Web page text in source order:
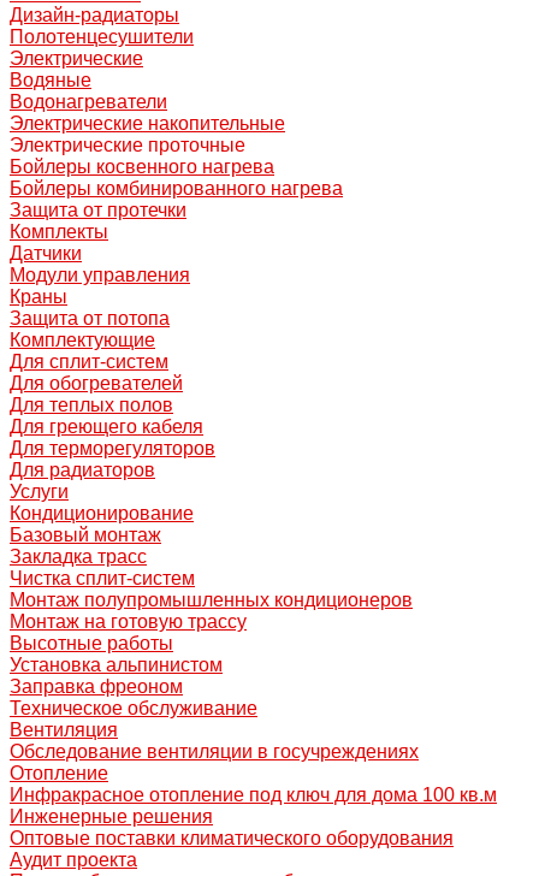
Дизайн-радиаторы
Полотенцесушители
Электрические
Водяные
Водонагреватели
Электрические накопительные
Электрические проточные
Бойлеры косвенного нагрева
Бойлеры комбинированного нагрева
Защита от протечки
Комплекты
Датчики
Модули управления
Краны
Защита от потопа
Комплектующие
Для сплит-систем
Для обогревателей
Для теплых полов
Для греющего кабеля
Для терморегуляторов
Для радиаторов
Услуги
Кондиционирование
Базовый монтаж
Закладка трасс
Чистка сплит-систем
Монтаж полупромышленных кондиционеров
Монтаж на готовую трассу
Высотные работы
Установка альпинистом
Заправка фреоном
Техническое обслуживание
Вентиляция
Обследование вентиляции в госучреждениях
Отопление
Инфракрасное отопление под ключ для дома 100 кв.м
Инженерные решения
Оптовые поставки климатического оборудования
Аудит проекта